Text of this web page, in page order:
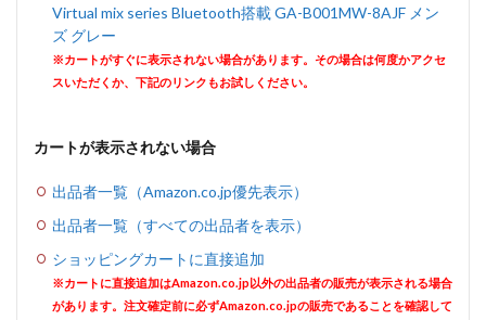
Virtual mix series Bluetooth搭載 GA-B001MW-8AJF メン
ズ グレー
※カートがすぐに表示されない場合があります。その場合は何度かアクセ
スいただくか、下記のリンクもお試しください。
カートが表示されない場合
出品者一覧（Amazon.co.jp優先表示）
出品者一覧（すべての出品者を表示）
ショッピングカートに直接追加
※カートに直接追加はAmazon.co.jp以外の出品者の販売が表示される場合
があります。注文確定前に必ずAmazon.co.jpの販売であることを確認して